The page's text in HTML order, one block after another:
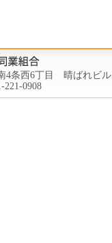
4条西6丁目 晴ばれビ
221-0908